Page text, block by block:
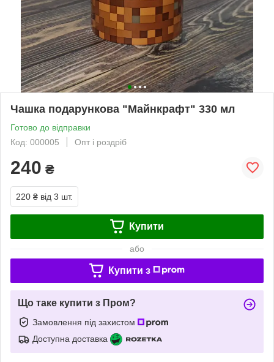
Чашка подарункова "Майнкрафт" 330 мл
Готово до відправки
Код: 000005
Опт і роздріб
240 ₴
220 ₴ від 3 шт.
Купити
або
Купити з
Що таке купити з Пром?
Замовлення під захистом
Доступна доставка